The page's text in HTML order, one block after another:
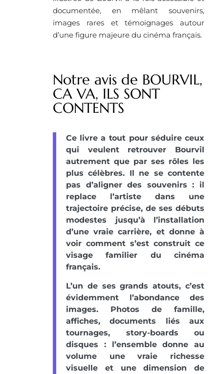
documentée, en mêlant souvenirs,
images rares et témoignages autour
d’une figure majeure du cinéma français.
Notre avis de BOURVIL,
CA VA, ILS SONT
CONTENTS
Ce livre a tout pour séduire ceux
qui veulent retrouver Bourvil
autrement que par ses rôles les
plus célèbres. Il ne se contente
pas d’aligner des souvenirs : il
replace l’artiste dans une
trajectoire précise, de ses débuts
modestes jusqu’à l’installation
d’une vraie carrière, et donne à
voir comment s’est construit ce
visage familier du cinéma
français.
L’un de ses grands atouts, c’est
évidemment l’abondance des
images. Photos de famille,
affiches, documents liés aux
tournages, story-boards ou
disques : l’ensemble donne au
volume une vraie richesse
visuelle et une dimension de